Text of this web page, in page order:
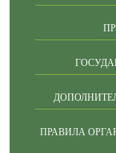
ПРАВИЛА